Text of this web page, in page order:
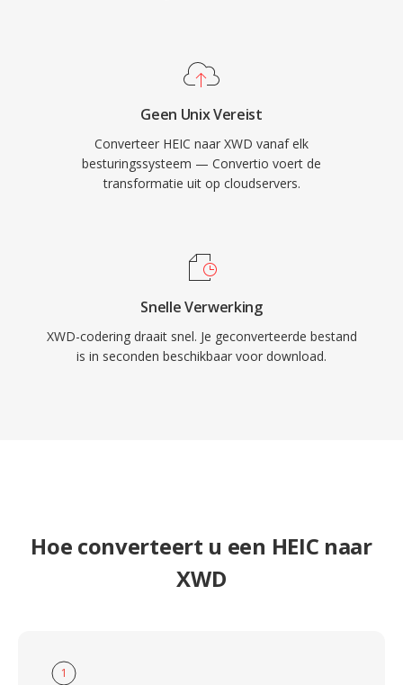
Geen Unix Vereist
Converteer HEIC naar XWD vanaf elk
besturingssysteem — Convertio voert de
transformatie uit op cloudservers.
Snelle Verwerking
XWD-codering draait snel. Je geconverteerde bestand
is in seconden beschikbaar voor download.
Hoe converteert u een HEIC naar
XWD
1